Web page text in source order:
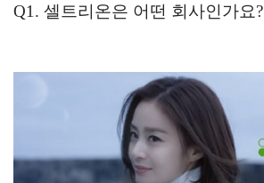
Q1. 셀트리온은 어떤 회사인가요?